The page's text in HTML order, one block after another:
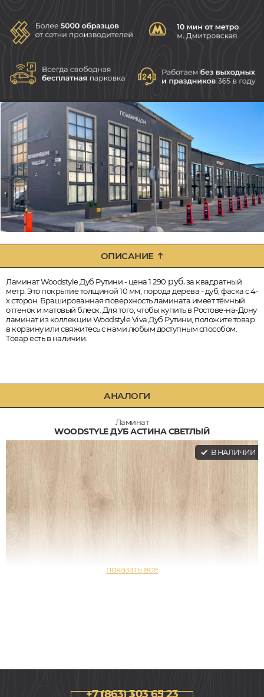
ОПИСАНИЕ
Ламинат Woodstyle Дуб Рутини - цена 1 290 руб.за квадратный
метр. Это покрытие толщиной 10 мм, порода дерева - дуб, фаска с 4-
х сторон. Брашированная поверхность ламината имеет тёмный
оттенок и матовый блеск. Для того, чтобы купить в Ростове-на-Дону
ламинат из коллекции Woodstyle Viva Дуб Рутини, положите товар
в корзину или свяжитесь с нами любым доступным способом.
Товар есть в наличии.
АНАЛОГИ
Ламинат
WOODSTYLE ДУБ АСТИНА СВЕТЛЫЙ
В НАЛИЧИИ
+7 (863) 303 65 23